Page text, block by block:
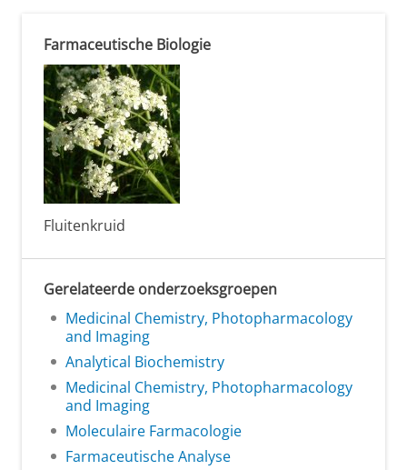
Farmaceutische Biologie
Fluitenkruid
Gerelateerde onderzoeksgroepen
Medicinal Chemistry, Photopharmacology
and Imaging
Analytical Biochemistry
Medicinal Chemistry, Photopharmacology
and Imaging
Moleculaire Farmacologie
Farmaceutische Analyse